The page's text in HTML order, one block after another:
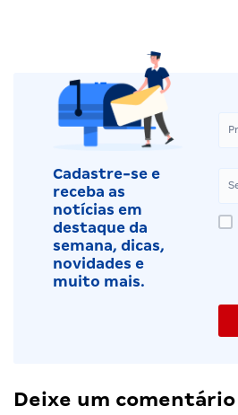
Cadastre-se e
receba as
notícias em
destaque da
semana, dicas,
novidades e
muito mais.
Deixe um comentário